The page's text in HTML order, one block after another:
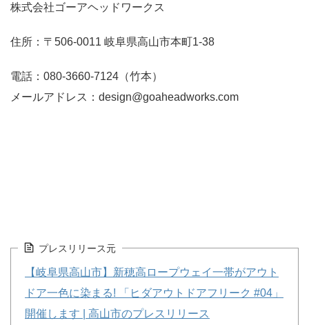
株式会社ゴーアヘッドワークス
住所：〒506-0011 岐阜県高山市本町1-38
電話：080-3660-7124（竹本）
メールアドレス：design@goaheadworks.com
プレスリリース元
【岐阜県高山市】新穂高ロープウェイ一帯がアウト
ドア一色に染まる! 「ヒダアウトドアフリーク #04」
開催します | 高山市のプレスリリース